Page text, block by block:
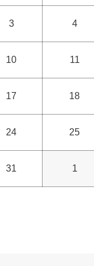
3 4
10 11
17 18
24 25
31 1